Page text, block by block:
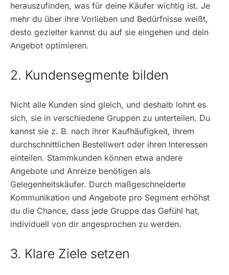
herauszufinden, was für deine Käufer wichtig ist. Je
mehr du über ihre Vorlieben und Bedürfnisse weißt,
desto gezielter kannst du auf sie eingehen und dein
Angebot optimieren.
2. Kundensegmente bilden
Nicht alle Kunden sind gleich, und deshalb lohnt es
sich, sie in verschiedene Gruppen zu unterteilen. Du
kannst sie z. B. nach ihrer Kaufhäufigkeit, ihrem
durchschnittlichen Bestellwert oder ihren Interessen
einteilen. Stammkunden können etwa andere
Angebote und Anreize benötigen als
Gelegenheitskäufer. Durch maßgeschneiderte
Kommunikation und Angebote pro Segment erhöhst
du die Chance, dass jede Gruppe das Gefühl hat,
individuell von dir angesprochen zu werden.
3. Klare Ziele setzen